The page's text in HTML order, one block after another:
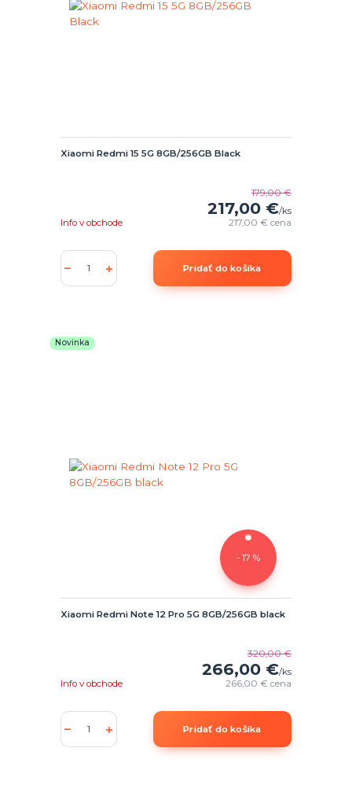
Xiaomi Redmi 15 5G 8GB/256GB Black
179,00 €
217,00 €/ks
217,00 €cena
Info v obchode
Pridať do košíka
Novinka
- 17 %
Xiaomi Redmi Note 12 Pro 5G 8GB/256GB black
320,00 €
266,00 €/ks
266,00 €cena
Info v obchode
Pridať do košíka